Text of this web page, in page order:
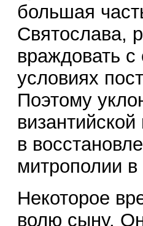
большая
Святослава,
враждовать
условиях
Поэтому
в
митрополии
Некоторое
волю сыну.